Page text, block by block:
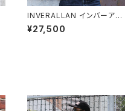
INVERALLAN インバーアラ
ン シェットランドセーター DE
NIM(デニム)
¥27,500